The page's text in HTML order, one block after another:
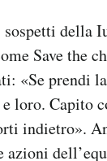
della
Save the
«Se prendi
loro. Capito
indietro».
azioni